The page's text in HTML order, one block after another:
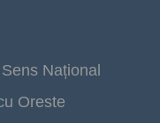
Sens Național
Oreste